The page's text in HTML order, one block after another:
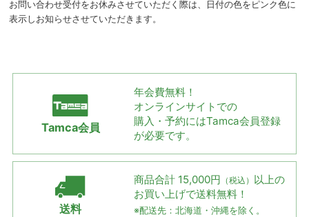
お問い合わせ受付をお休みさせていただく際は、日付の色をピンク色に
表示しお知らせさせていただきます。
Tamca会員
年会費無料！
オンラインサイトでの
購入・予約にはTamca会員登録
が必要です。
送料
商品合計 15,000円 （税込） 以上の
お買い上げで送料無料！
※配送先：北海道・沖縄を除く。